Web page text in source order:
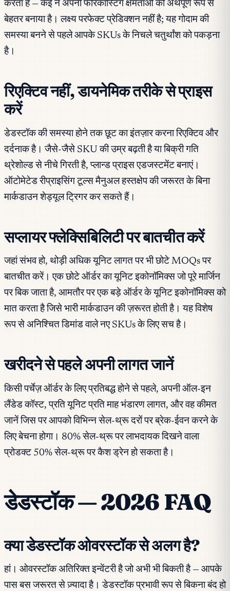
करता है — कई ने अपनी फोरकास्टिंग क्षमताओं को अर्थपूर्ण रूप से
बेहतर बनाया है। लक्ष्य परफेक्ट प्रेडिक्शन नहीं है; यह गोदाम की
समस्या बनने से पहले आपके SKUs के निचले चतुर्थांश को पकड़ना
है।
रिएक्टिव नहीं, डायनेमिक तरीके से प्राइस
करें
डेडस्टॉक की समस्या होने तक छूट का इंतज़ार करना रिएक्टिव और
दर्दनाक है। जैसे-जैसे SKU की उम्र बढ़ती है या बिक्री गति
थ्रेशोल्ड से नीचे गिरती है, प्लान्ड प्राइस एडजस्टमेंट बनाएं।
ऑटोमेटेड रीप्राइसिंग टूल्स मैनुअल हस्तक्षेप की जरूरत के बिना
मार्कडाउन शेड्यूल ट्रिगर कर सकते हैं।
सप्लायर फ्लेक्सिबिलिटी पर बातचीत करें
जहां संभव हो, थोड़ी अधिक यूनिट लागत पर भी छोटे MOQs पर
बातचीत करें। एक छोटे ऑर्डर का यूनिट इकोनॉमिक्स जो पूरे मार्जिन
पर बिक जाता है, आमतौर पर एक बड़े ऑर्डर के यूनिट इकोनॉमिक्स को
मात करता है जिसे भारी मार्कडाउन की ज़रूरत होती है। यह विशेष
रूप से अनिश्चित डिमांड वाले नए SKUs के लिए सच है।
खरीदने से पहले अपनी लागत जानें
किसी पर्चेज़ ऑर्डर के लिए प्रतिबद्ध होने से पहले, अपनी ऑल-इन
लैंडेड कॉस्ट, प्रति यूनिट प्रति माह भंडारण लागत, और वह कीमत
जानें जिस पर आपको विभिन्न सेल-थ्रू दरों पर ब्रेक-ईवन करने के
लिए बेचना होगा। 80% सेल-थ्रू पर लाभदायक दिखने वाला
प्रोडक्ट 50% सेल-थ्रू पर कैश ड्रेन हो सकता है।
डेडस्टॉक — 2026 FAQ
क्या डेडस्टॉक ओवरस्टॉक से अलग है?
हां। ओवरस्टॉक अतिरिक्त इन्वेंटरी है जो अभी भी बिकती है — आपके
पास बस जरूरत से ज़्यादा है। डेडस्टॉक प्रभावी रूप से बिकना बंद हो